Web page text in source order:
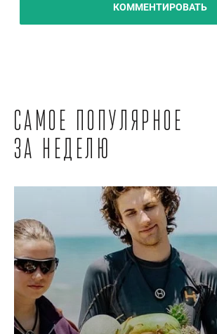
КОММЕНТИРОВАТЬ
Самое популярное
за неделю